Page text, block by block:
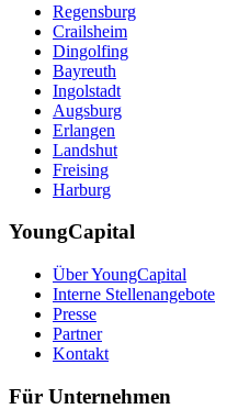
Regensburg
Crailsheim
Dingolfing
Bayreuth
Ingolstadt
Augsburg
Erlangen
Landshut
Freising
Harburg
YoungCapital
Über YoungCapital
Interne Stellenangebote
Presse
Partner
Kontakt
Für Unternehmen